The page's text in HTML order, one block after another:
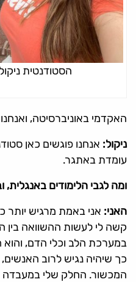
הסטודנטית
האקדמי באוניברסיטה,
ניקול: אנחנו פוגשים כאן
עומדת באתגר.
ומה לגבי הלימודים
האני: אני באמת מרגיש יותר
קשה לי לעשות ההשוואה
במערכת הלב וכלי הדם,
כך שיהיה נגיש לרוב
המכשור. החלק שלי במעבדה